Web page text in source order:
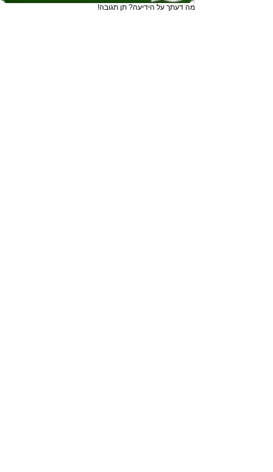
מה דעתך על הידיעה? תן תגובה!